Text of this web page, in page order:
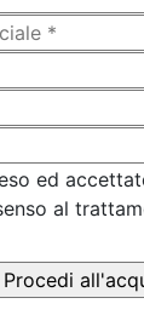
ed
al